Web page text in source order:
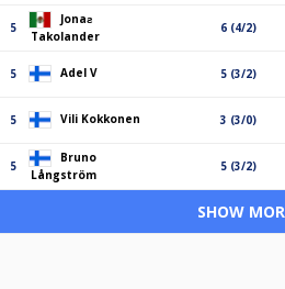
5
Jonaƨ
Takolander
6 (4/2)
5 Adel V 5 (3/2)
5 Vili Kokkonen 3 (3/0)
5
Bruno
Långström
5 (3/2)
SHOW